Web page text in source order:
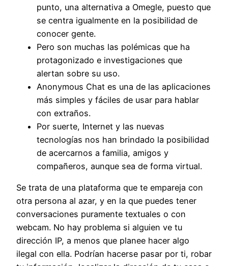
punto, una alternativa a Omegle, puesto que
se centra igualmente en la posibilidad de
conocer gente.
Pero son muchas las polémicas que ha
protagonizado e investigaciones que
alertan sobre su uso.
Anonymous Chat es una de las aplicaciones
más simples y fáciles de usar para hablar
con extraños.
Por suerte, Internet y las nuevas
tecnologías nos han brindado la posibilidad
de acercarnos a familia, amigos y
compañeros, aunque sea de forma virtual.
Se trata de una plataforma que te empareja con
otra persona al azar, y en la que puedes tener
conversaciones puramente textuales o con
webcam. No hay problema si alguien ve tu
dirección IP, a menos que planee hacer algo
ilegal con ella. Podrían hacerse pasar por ti, robar